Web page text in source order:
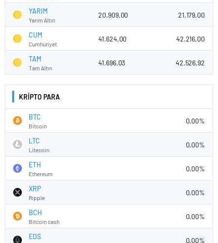
YARIM
Yarım Altın
20.909,00 21.179,00
CUM
Cumhuriyet
41.624,00 42.216,00
TAM
Tam Altın
41.696,03 42.526,92
KRİPTO PARA
BTC
Bitcoin
0.00%
LTC
Litecoin
0.00%
ETH
Ethereum
0.00%
XRP
Ripple
0.00%
BCH
Bitcoin cash
0.00%
EOS 0.00%